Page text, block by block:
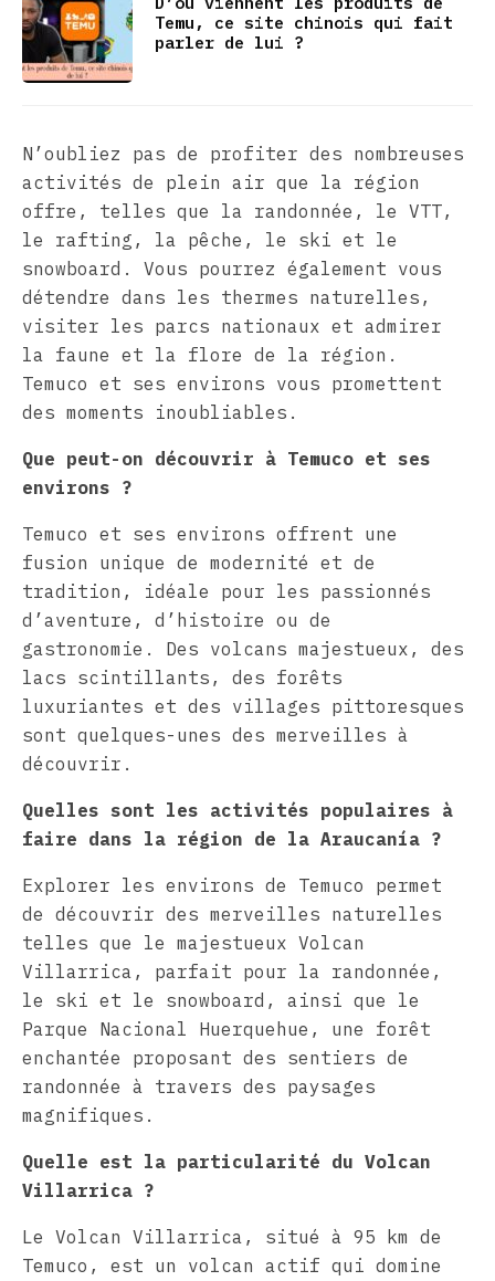
Temu, ce site chinois qui fait
parler de lui ?
N’oubliez pas de profiter des nombreuses
activités de plein air que la région
offre, telles que la randonnée, le VTT,
le rafting, la pêche, le ski et le
snowboard. Vous pourrez également vous
détendre dans les thermes naturelles,
visiter les parcs nationaux et admirer
la faune et la flore de la région.
Temuco et ses environs vous promettent
des moments inoubliables.
Que peut-on découvrir à Temuco et ses
environs ?
Temuco et ses environs offrent une
fusion unique de modernité et de
tradition, idéale pour les passionnés
d’aventure, d’histoire ou de
gastronomie. Des volcans majestueux, des
lacs scintillants, des forêts
luxuriantes et des villages pittoresques
sont quelques-unes des merveilles à
découvrir.
Quelles sont les activités populaires à
faire dans la région de la Araucanía ?
Explorer les environs de Temuco permet
de découvrir des merveilles naturelles
telles que le majestueux Volcan
Villarrica, parfait pour la randonnée,
le ski et le snowboard, ainsi que le
Parque Nacional Huerquehue, une forêt
enchantée proposant des sentiers de
randonnée à travers des paysages
magnifiques.
Quelle est la particularité du Volcan
Villarrica ?
Le Volcan Villarrica, situé à 95 km de
Temuco, est un volcan actif qui domine